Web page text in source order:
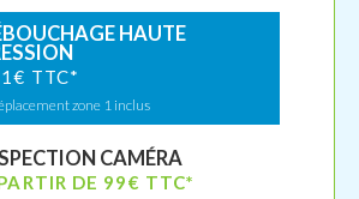
HAUTE
TTC*
zone 1 inclus
CAMÉRA
DE 99€ TTC*